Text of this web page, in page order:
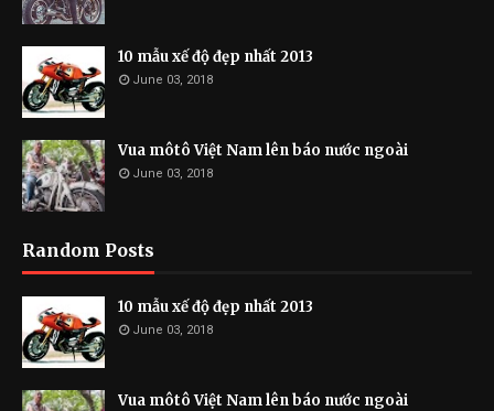
10 mẫu xế độ đẹp nhất 2013
June 03, 2018
Vua môtô Việt Nam lên báo nước ngoài
June 03, 2018
Random Posts
10 mẫu xế độ đẹp nhất 2013
June 03, 2018
Vua môtô Việt Nam lên báo nước ngoài